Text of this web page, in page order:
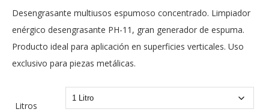
precios:
desde
$3.460
hasta
$55.490
Desengrasante multiusos espumoso concentrado. Limpiador
enérgico desengrasante PH-11, gran generador de espuma.
Producto ideal para aplicación en superficies verticales. Uso
exclusivo para piezas metálicas.
Litros